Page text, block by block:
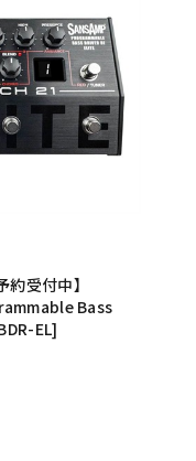
約受付中】
Bass
EL]